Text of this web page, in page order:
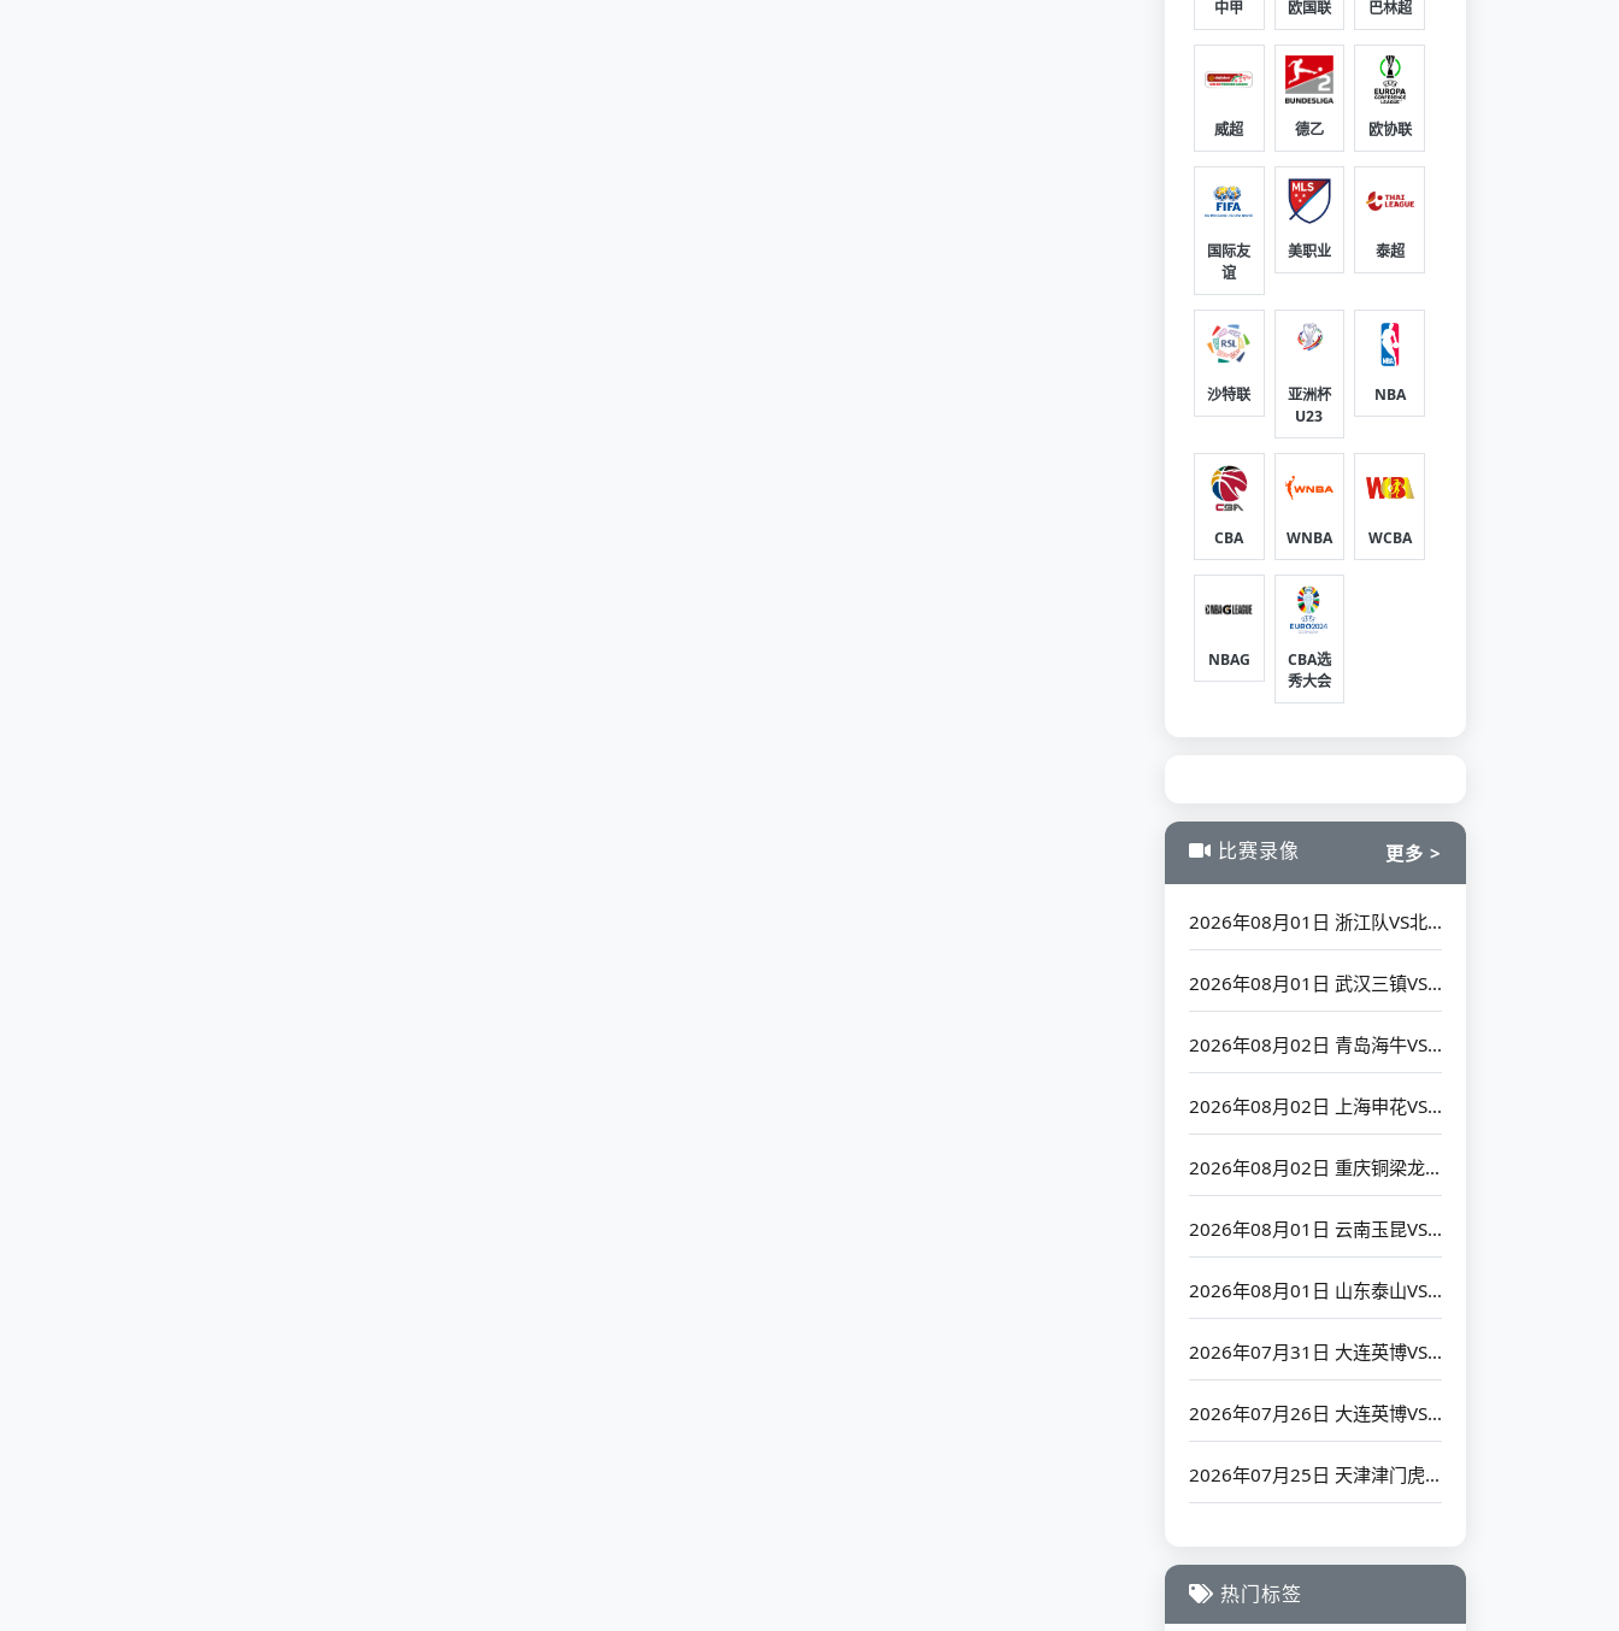
中甲 欧国联 巴林超
威超 德乙 欧协联
国际友
谊
美职业 泰超
沙特联
亚洲杯
U23
NBA
CBA WNBA WCBA
NBAG
CBA选
秀大会
比赛录像 更多 >
2026年08月01日 浙江队VS北京国安_全场录像【高清回放】
2026年08月01日 武汉三镇VS成都蓉城_全场录像【高清回放】
2026年08月02日 青岛海牛VS青岛西海岸_全场录像【高清回放】
2026年08月02日 上海申花VS辽宁铁人_全场录像【高清回放】
2026年08月02日 重庆铜梁龙VS深圳新鹏城_全场录像【高清回放】
2026年08月01日 云南玉昆VS天津津门虎_全场录像【高清回放】
2026年08月01日 山东泰山VS上海海港_全场录像【高清回放】
2026年07月31日 大连英博VS河南队_全场录像【高清回放】
2026年07月26日 大连英博VS浙江队_全场录像【高清回放】
2026年07月25日 天津津门虎VS青岛海牛_全场录像【高清回放】
热门标签